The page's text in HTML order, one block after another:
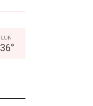
LUN
36°